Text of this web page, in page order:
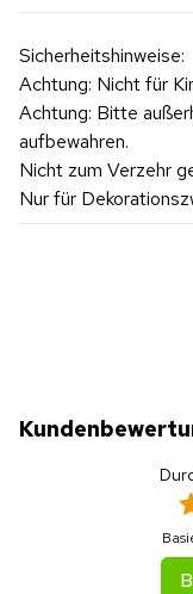
Sicherheitshinweise:
Achtung: Nicht für
Achtung: Bitte
aufbewahren.
Nicht zum Verzehr
Nur für